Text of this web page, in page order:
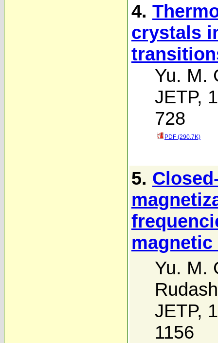
4.
crystals
Yu. M.
JETP,
728
PDF (290.7K)
5.
Yu. M.
JETP,
1156